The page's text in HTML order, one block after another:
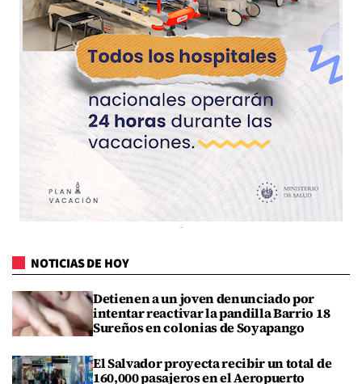
NOTICIAS DE HOY
Detienen a un joven denunciado por
intentar reactivar la pandilla Barrio 18
Sureños en colonias de Soyapango
El Salvador proyecta recibir un total de
160,000 pasajeros en el Aeropuerto